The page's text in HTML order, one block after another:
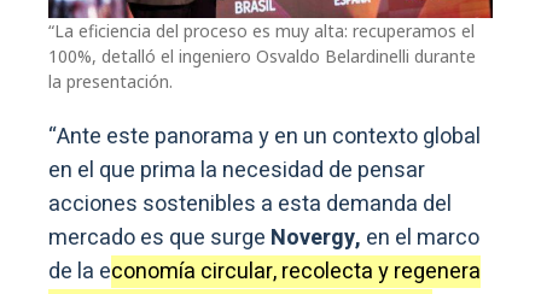
“La eficiencia del proceso es muy alta: recuperamos el
100%, detalló el ingeniero Osvaldo Belardinelli durante
la presentación.
“Ante este panorama y en un contexto global
en el que prima la necesidad de pensar
acciones sostenibles a esta demanda del
mercado es que surge Novergy, en el marco
de la economía circular, recolecta y regenera